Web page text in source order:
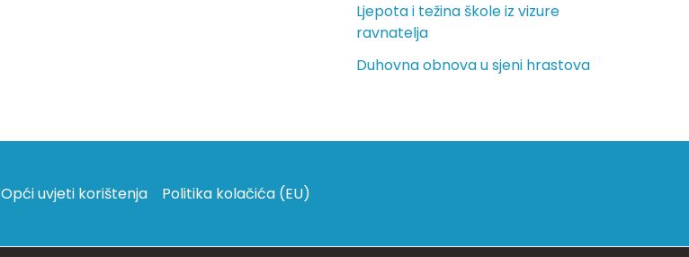
Ljepota i težina škole iz vizure
ravnatelja
Duhovna obnova u sjeni hrastova
Opći uvjeti korištenja Politika kolačića (EU)